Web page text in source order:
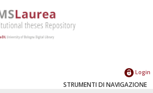
Login
STRUMENTI DI NAVIGAZIONE